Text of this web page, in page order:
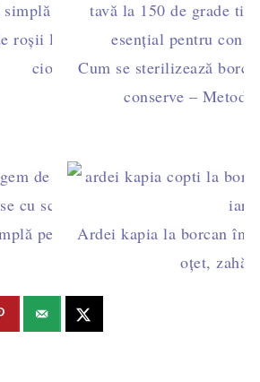
roșii la borcan - perfect pentru
ciorbe
Cum se sterilizează
conserve –
cu scorțișoară și rom - rețetă
pentru iarnăArdei kapia la borcan în
oțet, zahăr